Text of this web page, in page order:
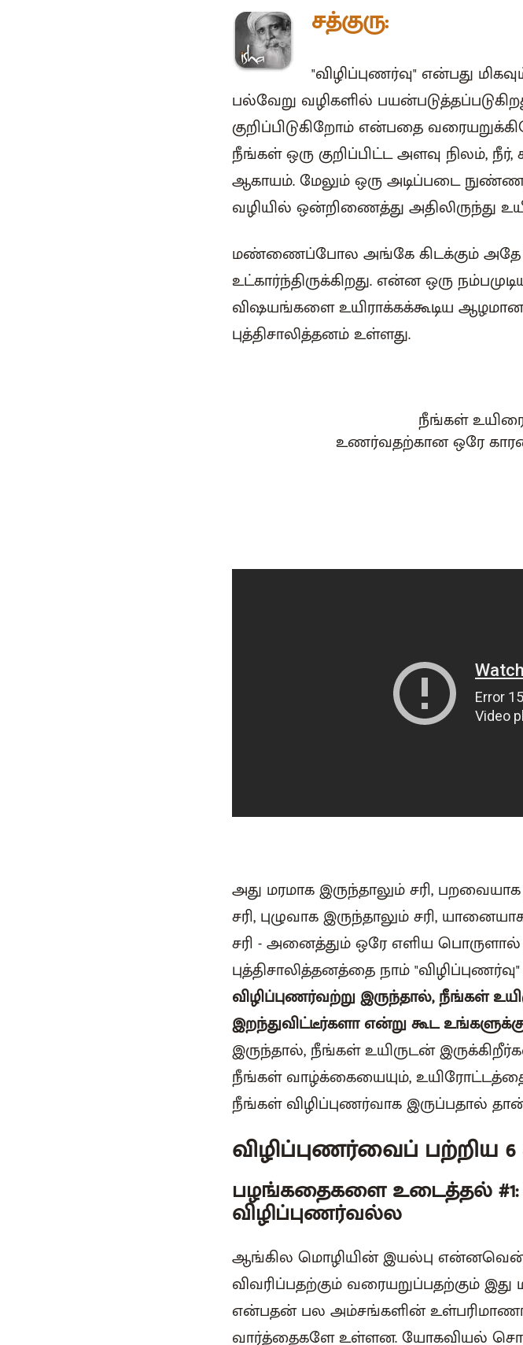
சத்குரு:
"விழிப்புணர்வு" என்பது
பல்வேறு வழிகளில்
குறிப்பிடுகிறோம் என்பதை
நீங்கள் ஒரு குறிப்பிட்ட அளவு நிலம்,
ஆகாயம். மேலும் ஒரு அடிப்படை
வழியில் ஒன்றிணைத்து அதிலிருந்து
மண்ணைப்போல அங்கே கிடக்கும் அதே
உட்கார்ந்திருக்கிறது. என்ன ஒரு
விஷயங்களை உயிராக்கக்கூடிய
புத்திசாலித்தனம் உள்ளது.
நீங்கள்
உணர்வதற்கான ஒரே
அது மரமாக இருந்தாலும் சரி, பறவையாக
சரி, புழுவாக இருந்தாலும் சரி,
சரி - அனைத்தும் ஒரே எளிய
புத்திசாலித்தனத்தை நாம்
விழிப்புணர்வற்று இருந்தால், நீங்கள்
இறந்துவிட்டீர்களா என்று கூட
இருந்தால், நீங்கள் உயிருடன்
நீங்கள் வாழ்க்கையையும்,
நீங்கள் விழிப்புணர்வாக இருப்பதால்
விழிப்புணர்வைப் பற்றிய
பழங்கதைகளை உடைத்தல் #1:
விழிப்புணர்வல்ல
ஆங்கில மொழியின் இயல்பு
விவரிப்பதற்கும் வரையறுப்பதற்கும்
என்பதன் பல அம்சங்களின்
வார்த்தைகளே உள்ளன. யோகவியல்